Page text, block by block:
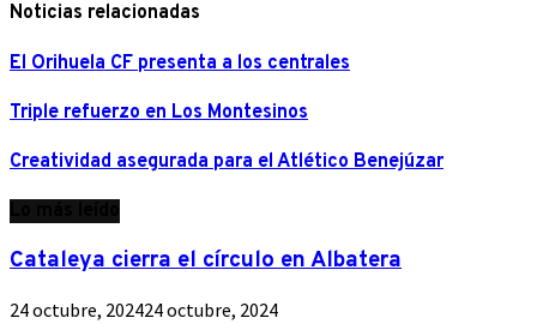
Noticias relacionadas
El Orihuela CF presenta a los centrales
Triple refuerzo en Los Montesinos
Creatividad asegurada para el Atlético Benejúzar
Cataleya cierra el círculo en Albatera
24 octubre, 202424 octubre, 2024